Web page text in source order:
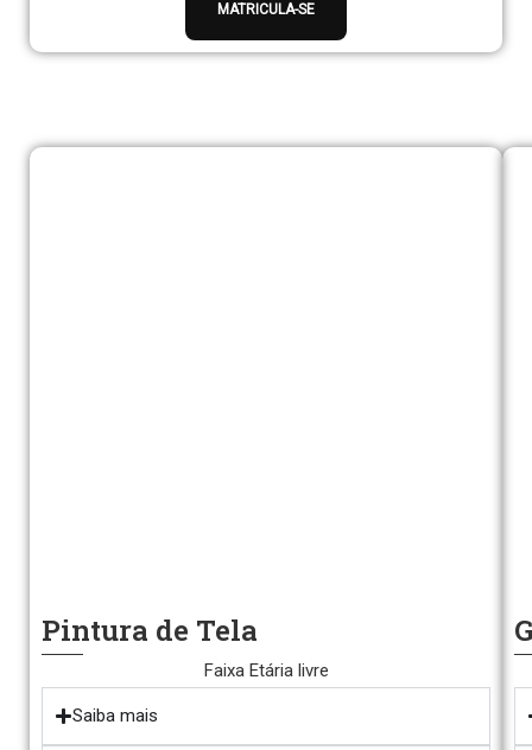
MATRICULA-SE
Pintura de Tela
Faixa Etária livre
Saiba mais